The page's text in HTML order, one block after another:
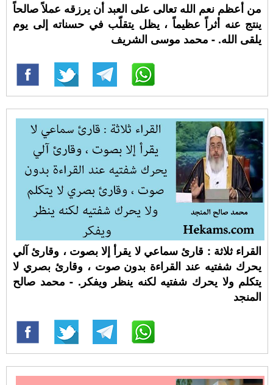
من أعظم نعم الله تعالى على العبد أن يرزقه عملاً صالحاً
ينتج عنه أثراً عظيماً ، يظل يتقلّب في حسناته إلى يوم
يلقى الله. - محمد موسى الشريف
القراء ثلاثة : قارئ سماعي لا يقرأ إلا بصوت ، وقارئ آلي
يحرك شفتيه عند القراءة بدون صوت ، وقارئ بصري لا
يتكلم ولا يحرك شفتيه لكنه ينظر ويفكر. - محمد صالح
المنجد